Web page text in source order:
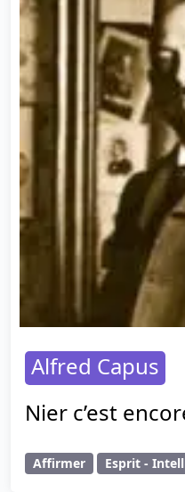
Alfred Capus
Nier c’est
Affirmer Esprit -